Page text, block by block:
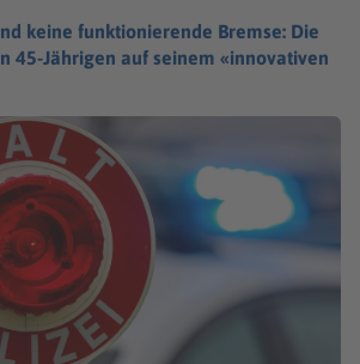
keine funktionierende Bremse: Die
45-Jährigen auf seinem «innovativen